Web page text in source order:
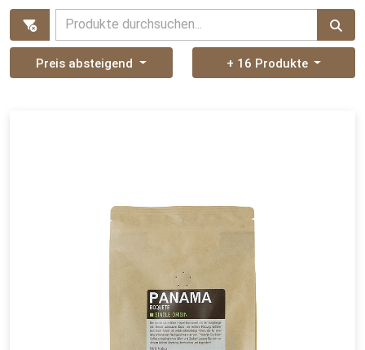
Produkte durchsuchen...
Preis absteigend + 16 Produkte